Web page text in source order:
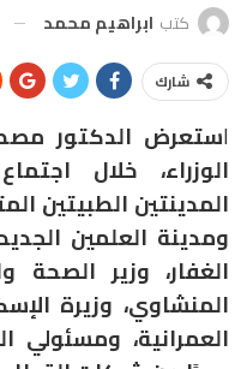
كتب ابراهيم محمد
شارك
استعرض الدكتور
الوزراء، خلال
المدينتين الطبيتين
ومدينة العلمين
الغفار، وزير الصحة
المنشاوي، وزيرة
العمرانية، ومسئولي